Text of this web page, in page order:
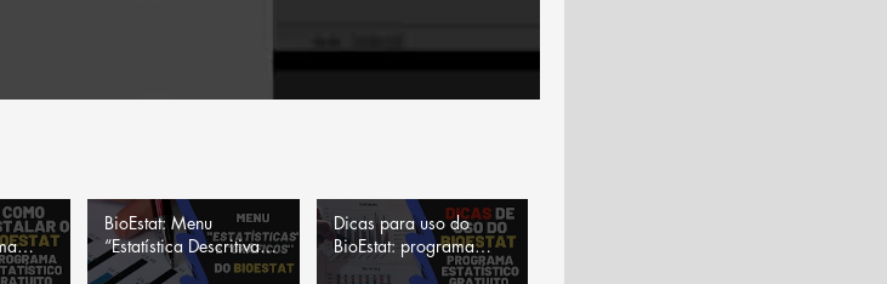
BioEstat: Menu
“Estatística Descritiva” e
“Gráficos”
Dicas para uso do
BioEstat: programa
estatístico gratuito